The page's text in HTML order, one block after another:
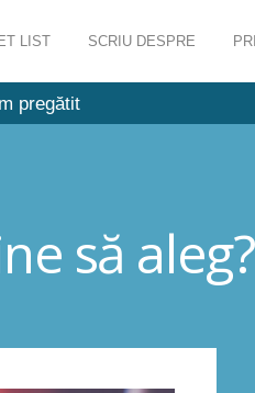
LIST SCRIU DESPRE
pregătit
să